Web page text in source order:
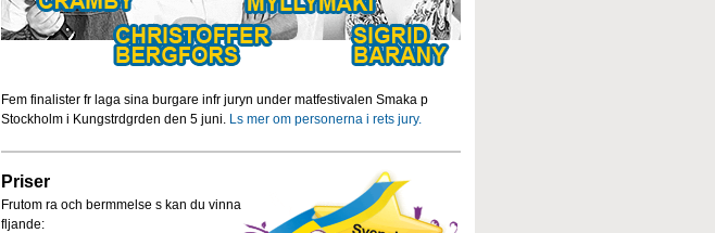
Fem finalister fr laga sina burgare infr juryn under matfestivalen Smaka p
Stockholm i Kungstrdgrden den 5 juni. Ls mer om personerna i rets jury.
Priser
Frutom ra och bermmelse s kan du vinna
fljande: